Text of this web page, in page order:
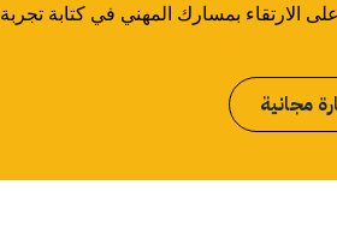
الارتقاء بمسارك المهني في كتابة تجربة
مجانية